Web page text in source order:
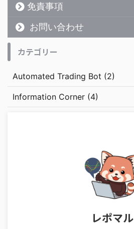
免責事項
お問い合わせ
カテゴリー
Automated Trading Bot (2)
Information Corner (4)
レポマル